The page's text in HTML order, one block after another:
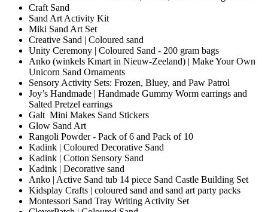
Craft Sand
Sand Art Activity Kit
Miki Sand Art Set
Creative Sand | Coloured sand
Unity Ceremony | Coloured Sand - 200 gram bags
Anko (winkels Kmart in Nieuw-Zeeland) | Make Your Own
Unicorn Sand Ornaments
Sensory Activity Sets: Frozen, Bluey, and Paw Patrol
Joy’s Handmade | Handmade Gummy Worm earrings and
Salted Pretzel earrings
Galt Mini Makes Sand Stickers
Glow Sand Art
Rangoli Powder - Pack of 6 and Pack of 10
Kadink | Coloured Decorative Sand
Kadink | Cotton Sensory Sand
Kadink | Decorative sand
Anko | Active Sand tub 14 piece Sand Castle Building Set
Kidsplay Crafts | coloured sand and sand art party packs
Montessori Sand Tray Writing Activity Set